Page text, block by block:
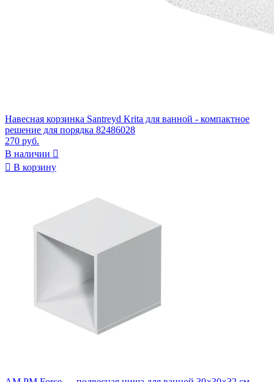
Навесная корзинка Santreyd Krita для ванной - компактное
решение для порядка 82486028
270 руб.
В наличии 
 В корзину